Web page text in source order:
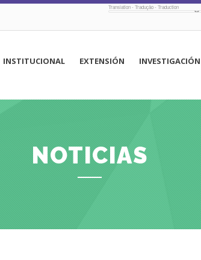
Translation - Tradução - Traduction
principal
INSTITUCIONAL EXTENSIÓN INVESTIGACIÓN
NOTICIAS